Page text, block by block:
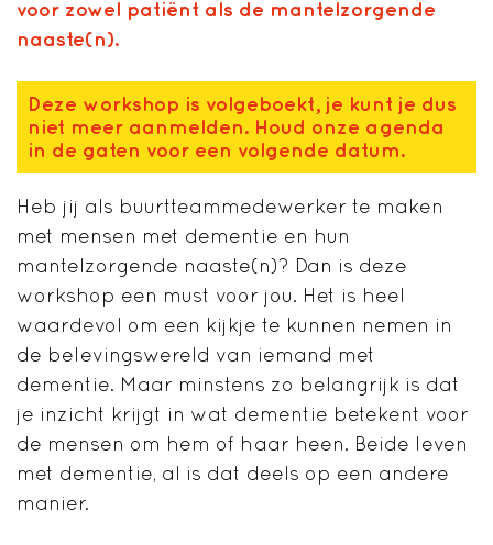
voor zowel patiënt als de mantelzorgende
naaste(n).
Deze workshop is volgeboekt, je kunt je dus
niet meer aanmelden. Houd onze agenda
in de gaten voor een volgende datum.
Heb jij als buurtteammedewerker te maken
met mensen met dementie en hun
mantelzorgende naaste(n)? Dan is deze
workshop een must voor jou. Het is heel
waardevol om een kijkje te kunnen nemen in
de belevingswereld van iemand met
dementie. Maar minstens zo belangrijk is dat
je inzicht krijgt in wat dementie betekent voor
de mensen om hem of haar heen. Beide leven
met dementie, al is dat deels op een andere
manier.